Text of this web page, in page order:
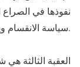
نفوذها في
سياسة الانقسام ويعمقها.
العقبة الثالثة